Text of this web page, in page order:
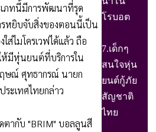
โรบอต
7.เด็กๆ
สนใจหุ่น
ยนต์กู้ภัย
สัญชาติ
ไทย
เภทนี้มีการพัฒนาที่รุด
หยิบจับสิ่งของตอนนี้เป็น
ส่ไมโครเวฟได้แล้ว ถือ
ห้มีหุ่นยนต์ที่บริการใน
ษณ์ ศุทธากรณ์ นายก
ะเทศไทยกล่าว
ตากับ "BRIM" บอลลูนสี